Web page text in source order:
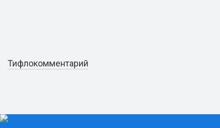
Тифлокомментарий